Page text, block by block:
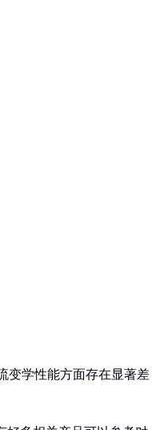
变学性能方面存在显著差